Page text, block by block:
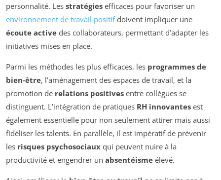
personnalité. Les stratégies efficaces pour favoriser un
environnement de travail positifdoivent impliquer une
écoute active des collaborateurs, permettant d’adapter les
initiatives mises en place.
Parmi les méthodes les plus efficaces, les programmes de
bien-être, l’aménagement des espaces de travail, et la
promotion de relations positives entre collègues se
distinguent. L’intégration de pratiques RH innovantes est
également essentielle pour non seulement attirer mais aussi
fidéliser les talents. En parallèle, il est impératif de prévenir
les risques psychosociaux qui peuvent nuire à la
productivité et engendrer un absentéisme élevé.